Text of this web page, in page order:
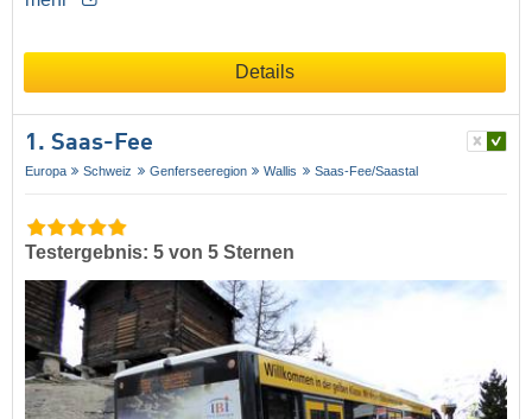
Details
1. Saas-Fee
Europa Schweiz Genferseeregion Wallis Saas-Fee/​Saastal
Testergebnis: 5 von 5 Sternen